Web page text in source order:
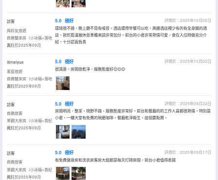
訪客
與好友旅遊
商務雙床房（小冰箱+落地
窗）
入住於2025年09月
5.0 極好
評價於：2025年10月02日
環境很不錯，晚上聽不見有噪音，酒店還帶早餐可以吃。周邊酒店裡少有的有全身鏡的酒
店，對於逛漫展休息準備來説非常加分。前台的小君非常熱情可愛，會在入住時做充分介
紹，十分認真負責
Xinleiyue
家庭旅遊
商務雙床房（小冰箱+落地
窗）
入住於2025年09月
5.0 極好
評價於：2025年10月02日
很滿意，房間很乾凈，服務態度好😊😊😊
訪客
商務旅客
景觀大床房（小冰箱+貴妃
椅）
入住於2025年09月
5.0 極好
評價於：2025年09月22日
房間明亮、整潔。視野不錯。服務態度非常好。前台和餐廳的的工作人員都很熱情。特別是
小君。一樓大堂有免費的現磨咖啡。餐廳乾淨衞生，這個要點贊。
訪客
商務旅客
景觀大床房（小冰箱+貴妃
椅）
入住於2025年09月
5.0 極好
評價於：2025年09月17日
有免費健身房和洗衣房客房大姐都是每天打掃房間，前台小君值得表揚